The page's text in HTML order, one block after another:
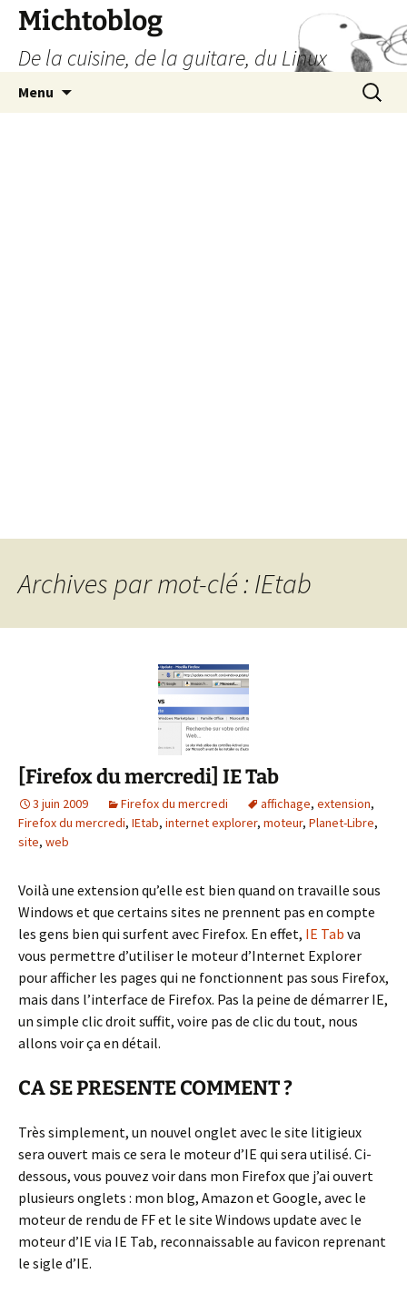
Aller
contenu
Michtoblog
De la cuisine, de la guitare, du Linux
Menu
Archives par mot-clé : IEtab
[Firefox du mercredi] IE Tab
3 juin 2009 Firefox du mercredi affichage, extension,
Firefox du mercredi, IEtab, internet explorer, moteur, Planet-Libre,
site, web
Voilà une extension qu’elle est bien quand on travaille sous
Windows et que certains sites ne prennent pas en compte
les gens bien qui surfent avec Firefox. En effet, IE Tab va
vous permettre d’utiliser le moteur d’Internet Explorer
pour afficher les pages qui ne fonctionnent pas sous Firefox,
mais dans l’interface de Firefox. Pas la peine de démarrer IE,
un simple clic droit suffit, voire pas de clic du tout, nous
allons voir ça en détail.
CA SE PRESENTE COMMENT ?
Très simplement, un nouvel onglet avec le site litigieux
sera ouvert mais ce sera le moteur d’IE qui sera utilisé. Ci-
dessous, vous pouvez voir dans mon Firefox que j’ai ouvert
plusieurs onglets : mon blog, Amazon et Google, avec le
moteur de rendu de FF et le site Windows update avec le
moteur d’IE via IE Tab, reconnaissable au favicon reprenant
le sigle d’IE.